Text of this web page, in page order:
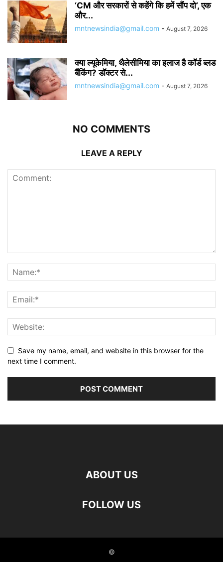
‘CM और सरकारों से कहेंगे कि हमें सौंप दो’, एक
और...
mntnewsindia@gmail.com - August 7, 2026
क्या ल्यूकेमिया, थैलेसीमिया का इलाज है कॉर्ड ब्लड
बैंकिंग? डॉक्टर से...
mntnewsindia@gmail.com - August 7, 2026
NO COMMENTS
LEAVE A REPLY
Save my name, email, and website in this browser for the
next time I comment.
ABOUT US
FOLLOW US
©